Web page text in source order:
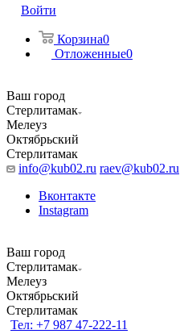
Войти
Корзина0
Отложенные0
Ваш город
Стерлитамак
Мелеуз
Октябрьский
Стерлитамак
info@kub02.ru raev@kub02.ru
Вконтакте
Instagram
Ваш город
Стерлитамак
Мелеуз
Октябрьский
Стерлитамак
Тел: +7 987 47-222-11